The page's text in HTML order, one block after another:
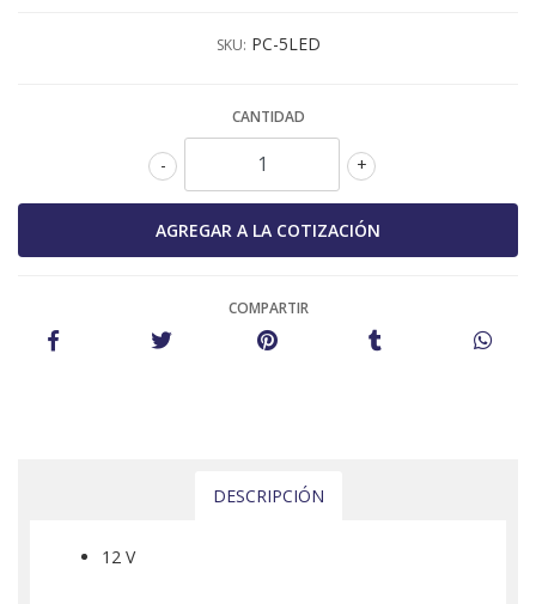
SKU: PC-5LED
CANTIDAD
+
-
COMPARTIR
DESCRIPCIÓN
12 V